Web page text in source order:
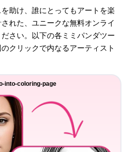
助け、誰にとってもアートを楽
れた、ユニークな無料オンライ
さい。以下の各ミミパンダツー
クリックで内なるアーティスト
into-coloring-page